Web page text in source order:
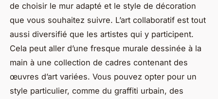
de choisir le mur adapté et le style de décoration
que vous souhaitez suivre. L’art collaboratif est tout
aussi diversifié que les artistes qui y participent.
Cela peut aller d’une fresque murale dessinée à la
main à une collection de cadres contenant des
œuvres d’art variées. Vous pouvez opter pour un
style particulier, comme du graffiti urbain, des